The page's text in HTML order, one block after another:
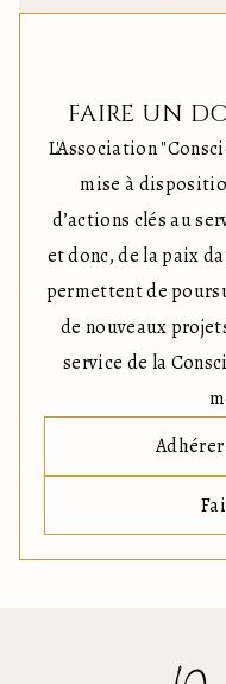
FAIRE UN
L'Association
mise à
d’actions clés au
et donc, de la paix
permettent de
de nouveaux
service de la